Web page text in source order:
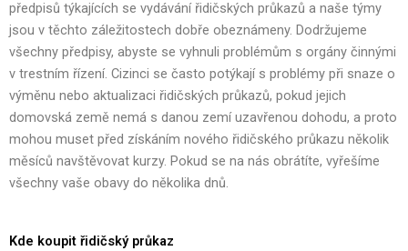
předpisů týkajících se vydávání řidičských průkazů a naše týmy
jsou v těchto záležitostech dobře obeznámeny. Dodržujeme
všechny předpisy, abyste se vyhnuli problémům s orgány činnými
v trestním řízení. Cizinci se často potýkají s problémy při snaze o
výměnu nebo aktualizaci řidičských průkazů, pokud jejich
domovská země nemá s danou zemí uzavřenou dohodu, a proto
mohou muset před získáním nového řidičského průkazu několik
měsíců navštěvovat kurzy. Pokud se na nás obrátíte, vyřešíme
všechny vaše obavy do několika dnů.
Kde koupit řidičský průkaz